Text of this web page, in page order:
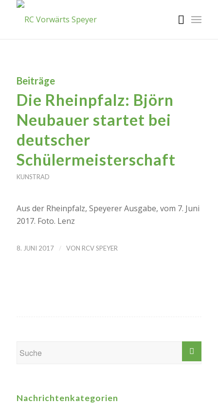
Beiträge
Die Rheinpfalz: Björn
Neubauer startet bei
deutscher
Schülermeisterschaft
KUNSTRAD
Aus der Rheinpfalz, Speyerer Ausgabe, vom 7. Juni
2017. Foto. Lenz
8. JUNI 2017 / VON RCV SPEYER
Nachrichtenkategorien